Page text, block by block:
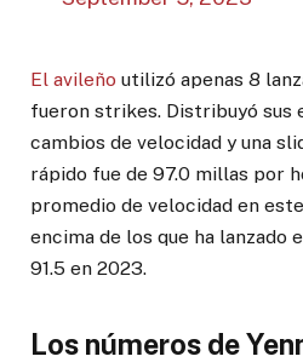
El avileño utilizó apenas 8
fueron strikes. Distribuyó sus
cambios de velocidad y una
rápido fue de 97.0 millas por
promedio de velocidad en
encima de los que ha lanzado
91.5 en 2023.
Los números de